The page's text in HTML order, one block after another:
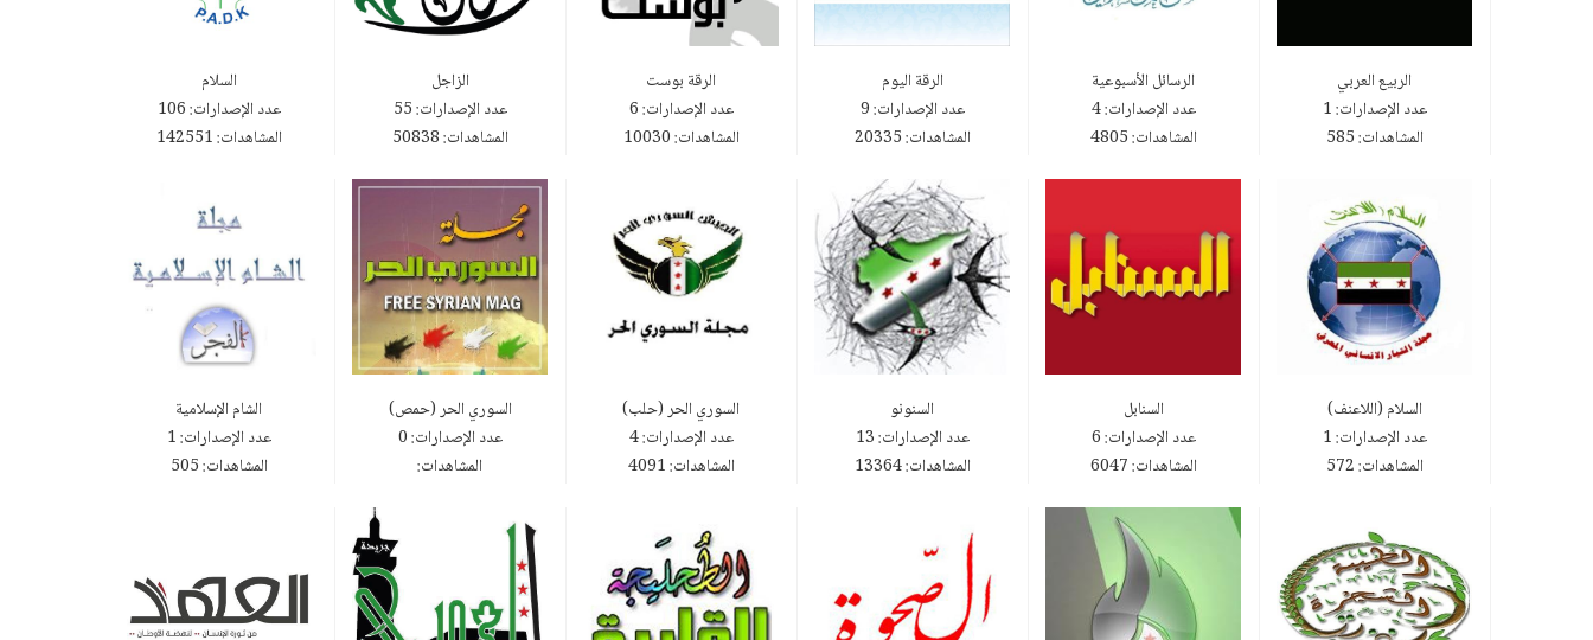
الربيع العربي
عدد الإصدارات: 1
المشاهدات: 585
الرسائل الأسبوعية
عدد الإصدارات: 4
المشاهدات: 4805
الرقة اليوم
عدد الإصدارات: 9
المشاهدات: 20335
الرقة بوست
عدد الإصدارات: 6
المشاهدات: 10030
الزاجل
عدد الإصدارات: 55
المشاهدات: 50838
السلام
عدد الإصدارات: 106
المشاهدات: 142551
السلام (اللاعنف)
عدد الإصدارات: 1
المشاهدات: 572
السنابل
عدد الإصدارات: 6
المشاهدات: 6047
السنونو
عدد الإصدارات: 13
المشاهدات: 13364
السوري الحر (حلب)
عدد الإصدارات: 4
المشاهدات: 4091
السوري الحر (حمص)
عدد الإصدارات: 0
المشاهدات:
الشام الإسلامية
عدد الإصدارات: 1
المشاهدات: 505